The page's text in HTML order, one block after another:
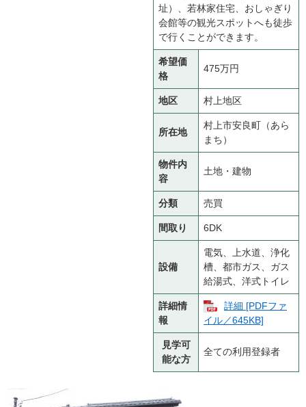
址）、若林家住宅、おしゃぎり
会館等の観光スポットへも徒歩
で行くことができます。
希望価
格
475万円
地区 村上地区
所在地
村上市安良町（あら
まち）
物件内
容
土地・建物
分類 売買
間取り 6DK
設備
電気、上水道、浄化
槽、都市ガス、ガス
給湯式、洋式トイレ
詳細情
報
詳細 [PDFファ
イル／645KB]
見学可
能な方
全ての利用登録者